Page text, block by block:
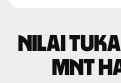
Nilai
MNT